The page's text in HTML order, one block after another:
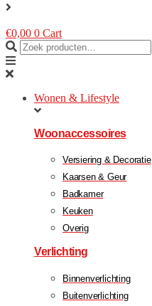
€0,00 0 Cart
Wonen & Lifestyle
Woonaccessoires
Versiering & Decoratie
Kaarsen & Geur
Badkamer
Keuken
Overig
Verlichting
Binnenverlichting
Buitenverlichting